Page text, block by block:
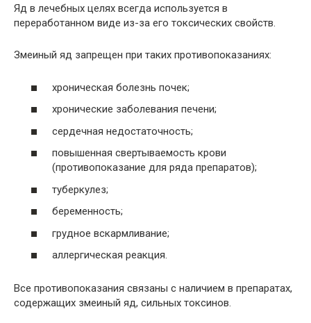
Яд в лечебных целях всегда используется в
переработанном виде из-за его токсических свойств.
Змеиный яд запрещен при таких противопоказаниях:
хроническая болезнь почек;
хронические заболевания печени;
сердечная недостаточность;
повышенная свертываемость крови
(противопоказание для ряда препаратов);
туберкулез;
беременность;
грудное вскармливание;
аллергическая реакция.
Все противопоказания связаны с наличием в препаратах,
содержащих змеиный яд, сильных токсинов.